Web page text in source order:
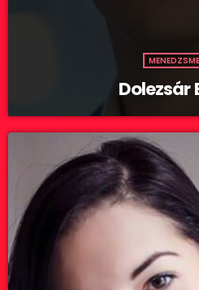
Dolezsár